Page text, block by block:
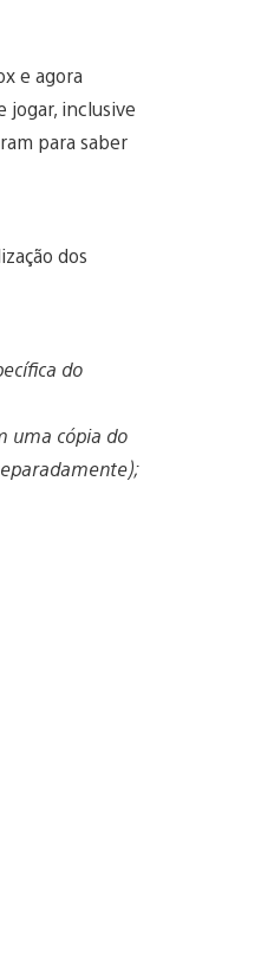
e agora
jogar, inclusive
para saber
dos
do
uma cópia do